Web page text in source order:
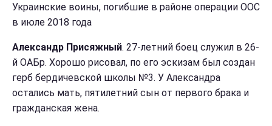
Украинские воины, погибшие в районе операции ООС
в июле 2018 года
Александр Присяжный. 27-летний боец служил в 26-
й ОАБр. Хорошо рисовал, по его эскизам был создан
герб бердичевской школы №3. У Александра
остались мать, пятилетний сын от первого брака и
гражданская жена.